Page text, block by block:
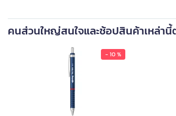
คนส่วนใหญ่สนใจและช้อปสินค้าเหล่า
- 10 %